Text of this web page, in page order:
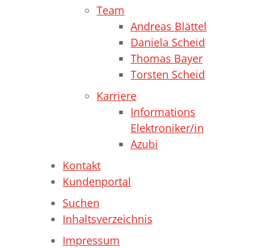
Team
Andreas Blättel
Daniela Scheid
Thomas Bayer
Torsten Scheid
Karriere
Informations
Elektroniker/in
Azubi
Kontakt
Kundenportal
Suchen
Inhaltsverzeichnis
Impressum